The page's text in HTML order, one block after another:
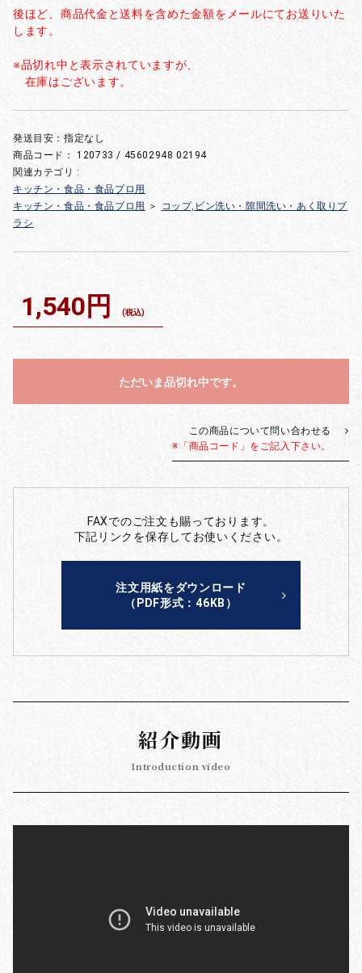
後ほど、商品代金と送料を含めた金額をメールにてお送りいた
します。
※品切れ中と表示されていますが、
在庫はございます。
発送目安：指定なし
商品コード：120733 / 45602948 02194
関連カテゴリ :
キッチン・食品・食品プロ用
キッチン・食品・食品プロ用
＞
コップ,ビン洗い・隙間洗い・あく取りブ
ラシ
1,540円 (税込)
ただいま品切れ中です。
この商品について問い合わせる
※「商品コード」をご記入下さい。
FAXでのご注文も賜っております。
下記リンクを保存してお使いください。
注文用紙をダウンロード
（PDF形式：46KB）
紹介動画
Introduction video